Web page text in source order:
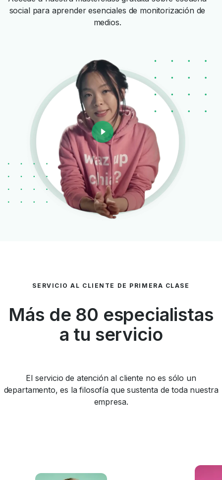
social para aprender esenciales de monitorización de
medios.
SERVICIO AL CLIENTE DE PRIMERA CLASE
Más de 80 especialistas
a tu servicio
El servicio de atención al cliente no es sólo un
departamento, es la filosofía que sustenta de toda nuestra
empresa.